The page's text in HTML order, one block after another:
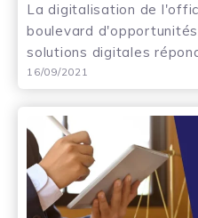
La digitalisation de
boulevard
solutions digitales
16/09/2021